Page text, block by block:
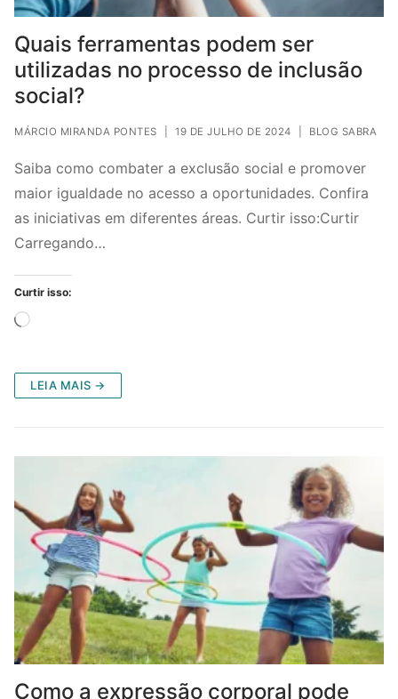
Quais ferramentas podem ser
utilizadas no processo de inclusão
social?
MÁRCIO MIRANDA PONTES 19 DE JULHO DE 2024 BLOG SABRA
Saiba como combater a exclusão social e promover
maior igualdade no acesso a oportunidades. Confira
as iniciativas em diferentes áreas. Curtir isso:Curtir
Carregando…
Curtir isso:
Carregando...
LEIA MAIS →
Como a expressão corporal pode